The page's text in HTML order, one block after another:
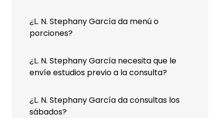
¿L. N. Stephany García da menú o
porciones?
¿L. N. Stephany García necesita que le
envíe estudios previo a la consulta?
¿L. N. Stephany García da consultas los
sábados?